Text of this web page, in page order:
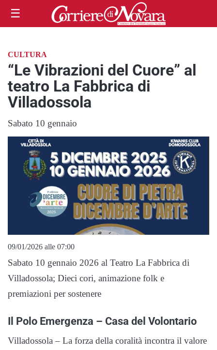
☰
CULTURA
“Le Vibrazioni del Cuore” al
teatro La Fabbrica di
Villadossola
Sabato 10 gennaio
09/01/2026 alle 07:00
Sabato 10 gennaio 2026 al Teatro La Fabbrica di
Villadossola; Dieci cori, animazione folk e
premiazioni per sostenere
Il Polo Emergenza – Casa del Volontario
Villadossola – La forza della coralità incontra il valore